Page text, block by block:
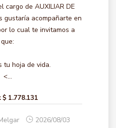
cargo de AUXILIAR DE
gustaría acompañarte en
lo cual te invitamos a
que:
tu hoja de vida.
<...
$ 1.778.131
2026/08/03